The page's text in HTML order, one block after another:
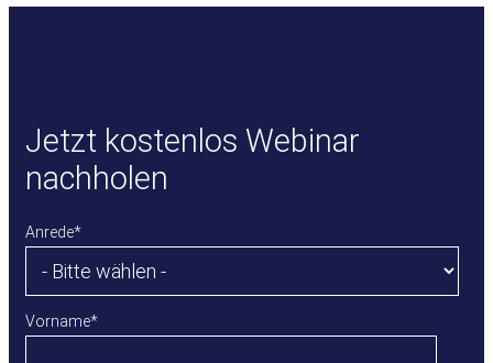
Jetzt kostenlos Webinar
nachholen
Anrede*
Vorname*